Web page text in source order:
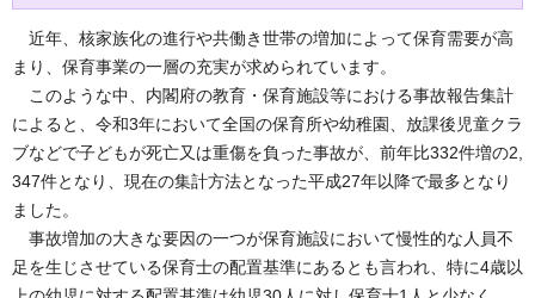
近年、核家族化の進行や共働き世帯の増加によって保育需要が高
まり、保育事業の一層の充実が求められています。
このような中、内閣府の教育・保育施設等における事故報告集計
によると、令和3年において全国の保育所や幼稚園、放課後児童クラ
ブなどで子どもが死亡又は重傷を負った事故が、前年比332件増の2,
347件となり、現在の集計方法となった平成27年以降で最多となり
ました。
事故増加の大きな要因の一つが保育施設において慢性的な人員不
足を生じさせている保育士の配置基準にあるとも言われ、特に4歳以